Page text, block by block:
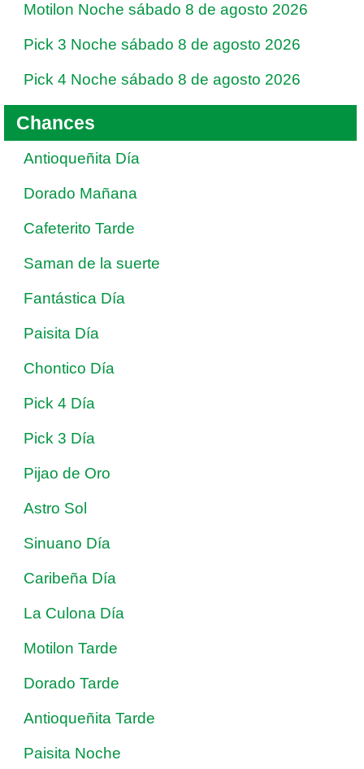
Motilon Noche sábado 8 de agosto 2026
Pick 3 Noche sábado 8 de agosto 2026
Pick 4 Noche sábado 8 de agosto 2026
Chances
Antioqueñita Día
Dorado Mañana
Cafeterito Tarde
Saman de la suerte
Fantástica Día
Paisita Día
Chontico Día
Pick 4 Día
Pick 3 Día
Pijao de Oro
Astro Sol
Sinuano Día
Caribeña Día
La Culona Día
Motilon Tarde
Dorado Tarde
Antioqueñita Tarde
Paisita Noche